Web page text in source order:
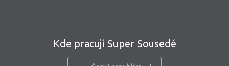
Kde pracují Super Sousedé